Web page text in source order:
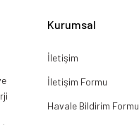
Kurumsal
İletişim
İletişim Formu
Havale Bildirim Formu